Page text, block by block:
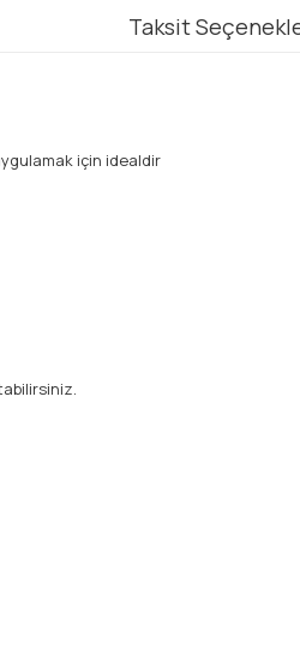
Taksit
için idealdir